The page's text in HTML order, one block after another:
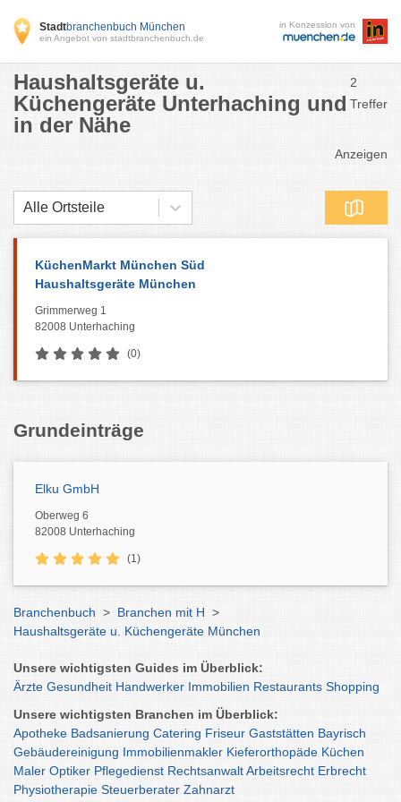
Stadtbranchenbuch München
ein Angebot von stadtbranchenbuch.de
in Konzession von
Haushaltsgeräte u.
Küchengeräte Unterhaching und
in der Nähe
2
Treffer
Anzeigen
Alle Ortsteile
KüchenMarkt München Süd
Haushaltsgeräte München
Grimmerweg 1
82008 Unterhaching
(0)
Grundeinträge
Elku GmbH
Oberweg 6
82008 Unterhaching
(1)
Branchenbuch > Branchen mit H >
Haushaltsgeräte u. Küchengeräte München
Unsere wichtigsten Guides im Überblick:
Ärzte Gesundheit Handwerker Immobilien Restaurants Shopping
Unsere wichtigsten Branchen im Überblick:
Apotheke Badsanierung Catering Friseur Gaststätten Bayrisch
Gebäudereinigung Immobilienmakler Kieferorthopäde Küchen
Maler Optiker Pflegedienst RechtsanwaltArbeitsrecht Erbrecht
Physiotherapie Steuerberater Zahnarzt